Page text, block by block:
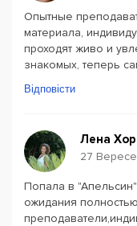
Опытные
материала,
проходят живо и
знакомых, теперь
Відповісти
Лена
27
Попала в
ожидания